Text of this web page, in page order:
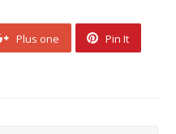
Plus one Pin It